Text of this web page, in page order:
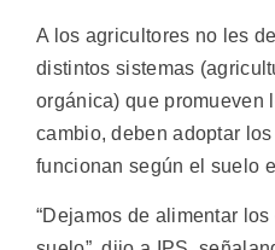
A los agricultores no les
distintos sistemas
orgánica) que promueven
cambio, deben adoptar
funcionan según el suelo
“Dejamos de alimentar